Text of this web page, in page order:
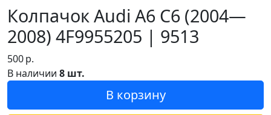
Колпачок Audi A6 C6 (2004—
2008) 4F9955205 | 9513
500р.
В наличии 8 шт.
В корзину